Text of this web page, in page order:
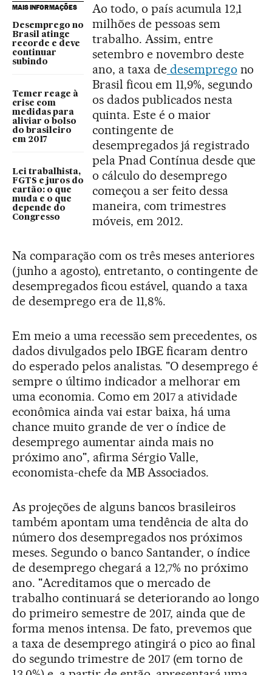
MAIS INFORMAÇÕES
Desemprego no
Brasil atinge
recorde e deve
continuar
subindo
Temer reage à
crise com
medidas para
aliviar o bolso
do brasileiro
em 2017
Lei trabalhista,
FGTS e juros do
cartão: o que
muda e o que
depende do
Congresso
Ao todo, o país acumula 12,1
milhões de pessoas sem
trabalho. Assim, entre
setembro e novembro deste
ano, a taxa dedesemprego no
Brasil ficou em 11,9%, segundo
os dados publicados nesta
quinta. Este é o maior
contingente de
desempregados já registrado
pela Pnad Contínua desde que
o cálculo do desemprego
começou a ser feito dessa
maneira, com trimestres
móveis, em 2012.
Na comparação com os três meses anteriores
(junho a agosto), entretanto, o contingente de
desempregados ficou estável, quando a taxa
de desemprego era de 11,8%.
Em meio a uma recessão sem precedentes, os
dados divulgados pelo IBGE ficaram dentro
do esperado pelos analistas. "O desemprego é
sempre o último indicador a melhorar em
uma economia. Como em 2017 a atividade
econômica ainda vai estar baixa, há uma
chance muito grande de ver o índice de
desemprego aumentar ainda mais no
próximo ano", afirma Sérgio Valle,
economista-chefe da MB Associados.
As projeções de alguns bancos brasileiros
também apontam uma tendência de alta do
número dos desempregados nos próximos
meses. Segundo o banco Santander, o índice
de desemprego chegará a 12,7% no próximo
ano. "Acreditamos que o mercado de
trabalho continuará se deteriorando ao longo
do primeiro semestre de 2017, ainda que de
forma menos intensa. De fato, prevemos que
a taxa de desemprego atingirá o pico ao final
do segundo trimestre de 2017 (em torno de